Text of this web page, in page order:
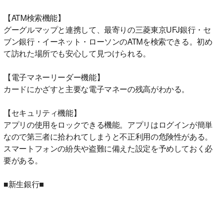
【ATM検索機能】
グーグルマップと連携して、最寄りの三菱東京UFJ銀行・セ
ブン銀行・イーネット・ローソンのATMを検索できる。初め
て訪れた場所でも安心して見つけられる。
【電子マネーリーダー機能】
カードにかざすと主要な電子マネーの残高がわかる。
【セキュリティ機能】
アプリの使用をロックできる機能。アプリはログインが簡単
なので第三者に拾われてしまうと不正利用の危険性がある。
スマートフォンの紛失や盗難に備えた設定を予めしておく必
要がある。
■新生銀行■